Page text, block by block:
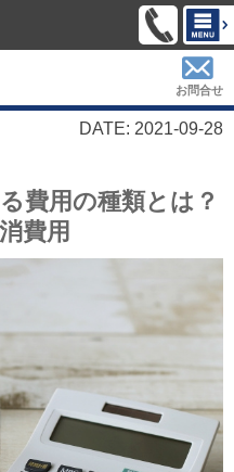
お問合せ
DATE: 2021-09-28
費用の種類とは？
費用